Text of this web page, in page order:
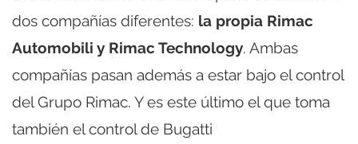
dos compañías diferentes: la propia Rimac
Automobili y Rimac Technology. Ambas
compañías pasan además a estar bajo el control
del Grupo Rimac. Y es este último el que toma
también el control de Bugatti